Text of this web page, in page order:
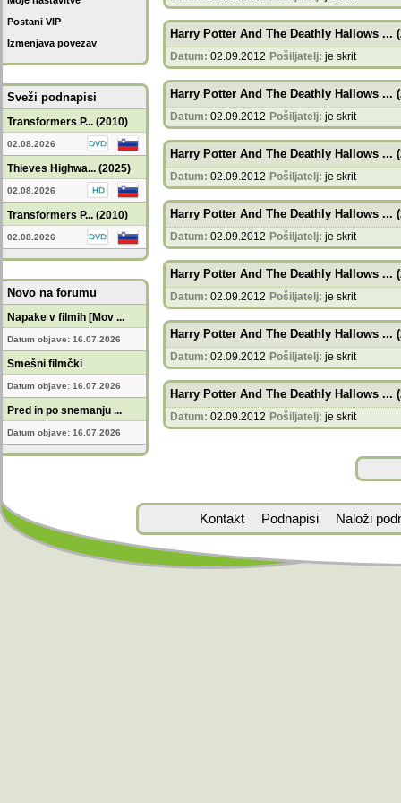
Postani VIP
Izmenjava povezav
Sveži podnapisi
Transformers P... (2010)
02.08.2026
Thieves Highwa... (2025)
02.08.2026
Transformers P... (2010)
02.08.2026
Novo na forumu
Napake v filmih [Mov ...
Datum objave: 16.07.2026
Smešni filmčki
Datum objave: 16.07.2026
Pred in po snemanju ...
Datum objave: 16.07.2026
Harry Potter And The Deathly Hallows ...
Datum: 02.09.2012 Pošiljatelj: je skrit
Harry Potter And The Deathly Hallows ...
Datum: 02.09.2012 Pošiljatelj: je skrit
Harry Potter And The Deathly Hallows ...
Datum: 02.09.2012 Pošiljatelj: je skrit
Harry Potter And The Deathly Hallows ...
Datum: 02.09.2012 Pošiljatelj: je skrit
Harry Potter And The Deathly Hallows ...
Datum: 02.09.2012 Pošiljatelj: je skrit
Harry Potter And The Deathly Hallows ...
Datum: 02.09.2012 Pošiljatelj: je skrit
Harry Potter And The Deathly Hallows ...
Datum: 02.09.2012 Pošiljatelj: je skrit
Kontakt Podnapisi Naloži